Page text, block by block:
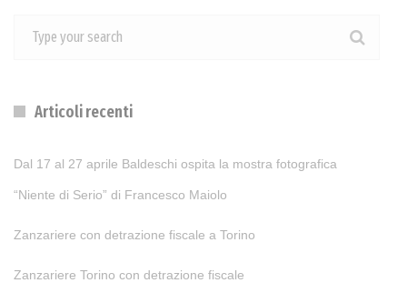
Articoli recenti
Dal 17 al 27 aprile Baldeschi ospita la mostra fotografica
“Niente di Serio” di Francesco Maiolo
Zanzariere con detrazione fiscale a Torino
Zanzariere Torino con detrazione fiscale